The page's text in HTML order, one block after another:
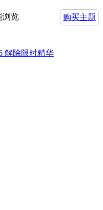
购买主题
浏览
解除限时精华